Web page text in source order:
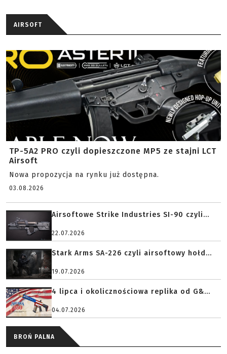
AIRSOFT
TP-5A2 PRO czyli dopieszczone MP5 ze stajni LCT
Airsoft
Nowa propozycja na rynku już dostępna.
03.08.2026
Airsoftowe Strike Industries SI-90 czyli...
22.07.2026
Stark Arms SA-226 czyli airsoftowy hołd...
19.07.2026
4 lipca i okolicznościowa replika od G&...
04.07.2026
BROŃ PALNA